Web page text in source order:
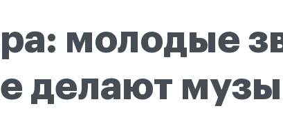
молодые
делают